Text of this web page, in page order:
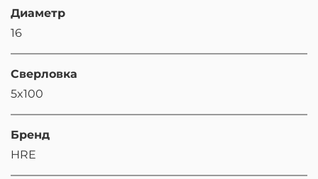
Диаметр
16
Сверловка
5x100
Бренд
HRE